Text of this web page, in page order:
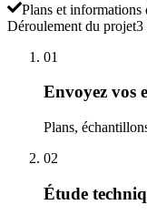
Plans et
Déroulement du projet3
01
Envoyez vos
Plans,
02
Étude